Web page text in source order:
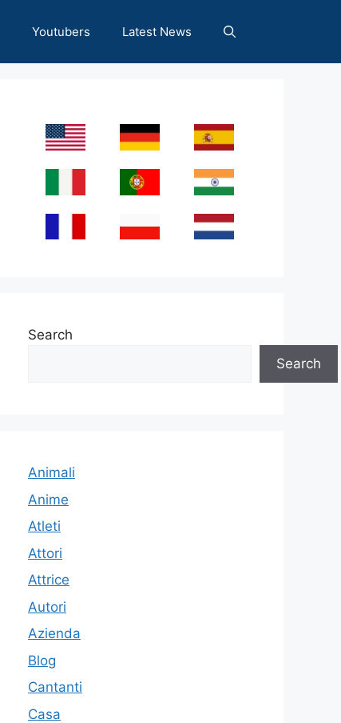
Youtubers Latest News
Search
Search
Animali
Anime
Atleti
Attori
Attrice
Autori
Azienda
Blog
Cantanti
Casa